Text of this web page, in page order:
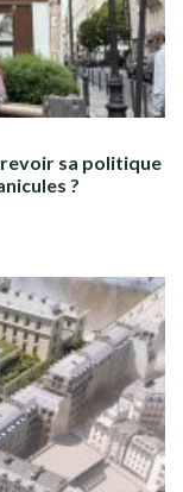
sa politique
?